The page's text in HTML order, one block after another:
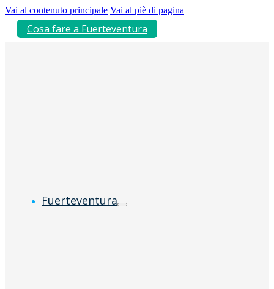
Vai al contenuto principale Vai al piè di pagina
Cosa fare a Fuerteventura
Fuerteventura